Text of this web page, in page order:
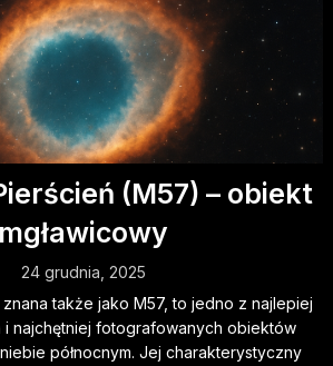
(M57) – obiekt
mgławicowy
24 grudnia, 2025
znana także jako M57, to jedno z najlepiej
najchętniej fotografowanych obiektów
północnym. Jej charakterystyczny